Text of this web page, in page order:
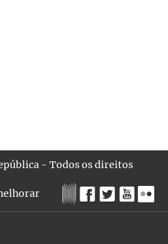
- Todos os direitos